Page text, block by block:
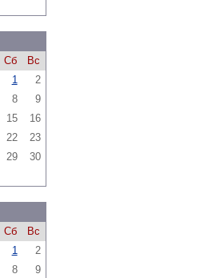
Сб
Вс
1
2
8
9
15
16
22
23
29 30
Сб
Вс
1
2
8
9